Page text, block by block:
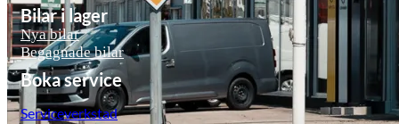
Bilar i lager
Nya bilar
Begagnade bilar
Boka service
Serviceverkstad